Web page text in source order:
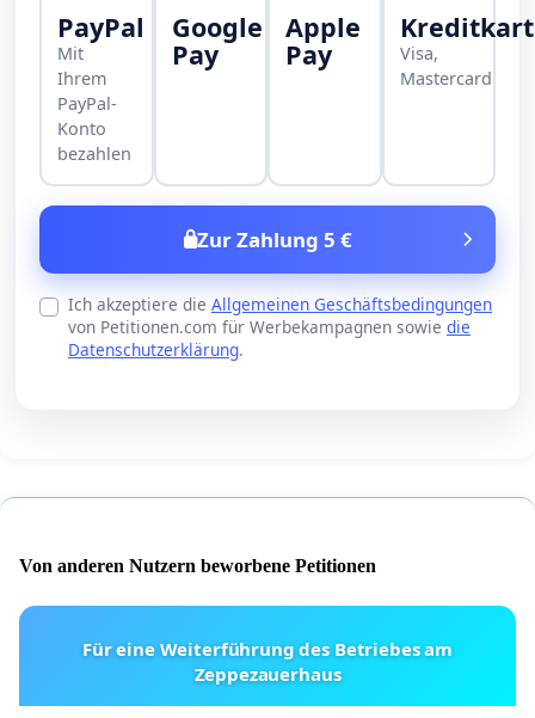
PayPal
Mit
Ihrem
PayPal-
Konto
bezahlen
Google
Pay
Apple
Pay
Visa,
Mastercard
Zur Zahlung 5 €
Ich akzeptiere die Allgemeinen Geschäftsbedingungen
von Petitionen.com für Werbekampagnen sowie die
Datenschutzerklärung.
Von anderen Nutzern beworbene Petitionen
Für eine Weiterführung des Betriebes am
Zeppezauerhaus